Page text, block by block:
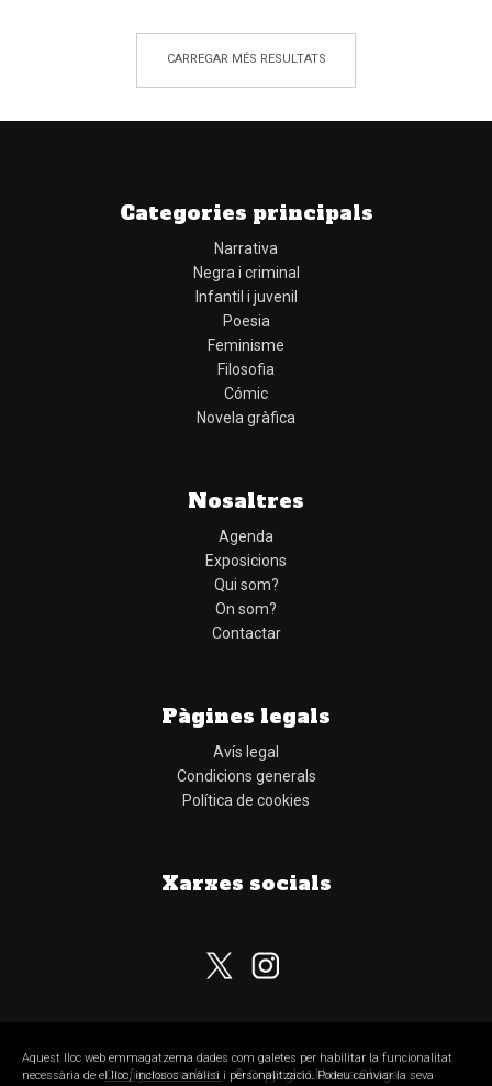
CARREGAR MÉS RESULTATS
Categories principals
Narrativa
Negra i criminal
Infantil i juvenil
Poesia
Feminisme
Filosofia
Cómic
Novela gràfica
Nosaltres
Agenda
Exposicions
Qui som?
On som?
Contactar
Pàgines legals
Avís legal
Condicions generals
Política de cookies
Xarxes socials
Configurar cookies © Copyright Llibreria Obaga
Aquest lloc web emmagatzema dades com galetes per habilitar la funcionalitat
necessària de el lloc, inclosos anàlisi i personalització. Podeu canviar la seva
Subscriu-te al nostre butlletí